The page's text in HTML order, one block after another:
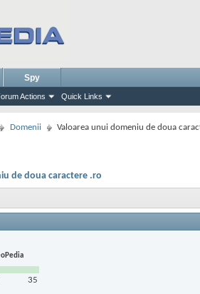
Actions Quick Links
Spy
Domenii Valoarea unui domeniu de doua
de doua caractere .ro
35